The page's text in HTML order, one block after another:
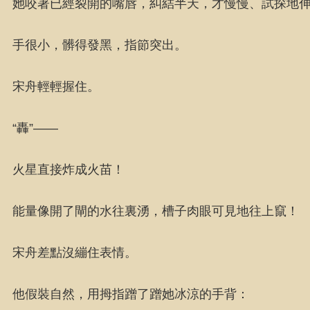
她咬著已經裂開的嘴唇，糾結半天，才慢慢、試探地伸
手很小，髒得發黑，指節突出。
宋舟輕輕握住。
“轟”——
火星直接炸成火苗！
能量像開了閘的水往裏湧，槽子肉眼可見地往上竄！
宋舟差點沒繃住表情。
他假裝自然，用拇指蹭了蹭她冰涼的手背：